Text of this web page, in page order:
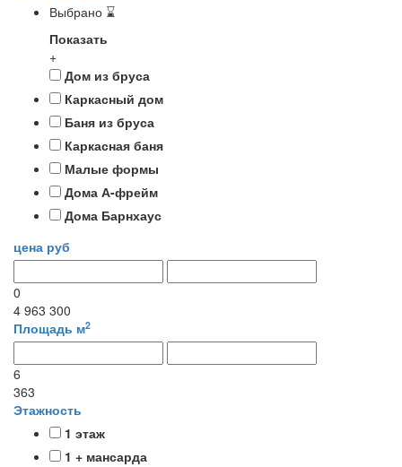
Выбрано ⌛
Показать
+
Дом из бруса
Каркасный дом
Баня из бруса
Каркасная баня
Малые формы
Дома А-фрейм
Дома Барнхаус
цена руб
0
4 963 300
Площадь м2
6
363
Этажность
1 этаж
1 + мансарда